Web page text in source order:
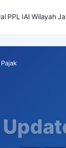
PPL IAI Wilayah